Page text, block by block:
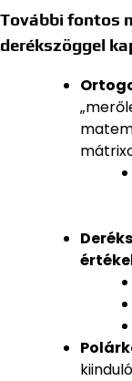
További fontos
derékszöggel